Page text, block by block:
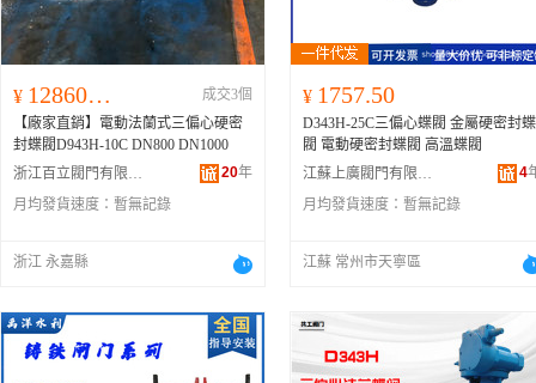
¥ 128600.00
成交3個
【廠家直銷】電動法蘭式三偏心硬密
封蝶閥D943H-10C DN800 DN1000
浙江百立閥門有限公司
20年
月均發貨速度： 暫無記錄
浙江 永嘉縣
¥ 1757.50
D343H-25C三偏心蝶閥 金屬硬密封蝶
閥 電動硬密封蝶閥 高溫蝶閥
江蘇上廣閥門有限公司
4
月均發貨速度： 暫無記錄
江蘇 常州市天寧區